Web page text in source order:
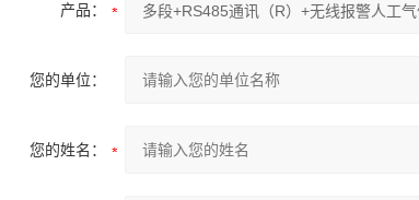
产品：
您的单位：
您的姓名：